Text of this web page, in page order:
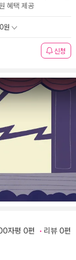
혜택 제공
원
신청
자평 0편 리뷰 0편